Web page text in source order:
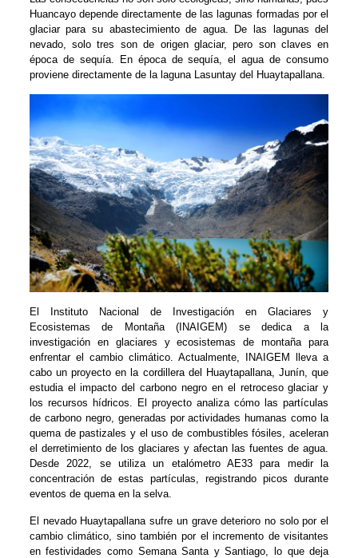
Huancayo depende directamente de las lagunas formadas por el
glaciar para su abastecimiento de agua. De las lagunas del
nevado, solo tres son de origen glaciar, pero son claves en
época de sequía. En época de sequía, el agua de consumo
proviene directamente de la laguna Lasuntay del Huaytapallana.
El Instituto Nacional de Investigación en Glaciares y
Ecosistemas de Montaña (INAIGEM) se dedica a la
investigación en glaciares y ecosistemas de montaña para
enfrentar el cambio climático. Actualmente, INAIGEM lleva a
cabo un proyecto en la cordillera del Huaytapallana, Junín, que
estudia el impacto del carbono negro en el retroceso glaciar y
los recursos hídricos. El proyecto analiza cómo las partículas
de carbono negro, generadas por actividades humanas como la
quema de pastizales y el uso de combustibles fósiles, aceleran
el derretimiento de los glaciares y afectan las fuentes de agua.
Desde 2022, se utiliza un etalómetro AE33 para medir la
concentración de estas partículas, registrando picos durante
eventos de quema en la selva.
El nevado Huaytapallana sufre un grave deterioro no solo por el
cambio climático, sino también por el incremento de visitantes
en festividades como Semana Santa y Santiago, lo que deja